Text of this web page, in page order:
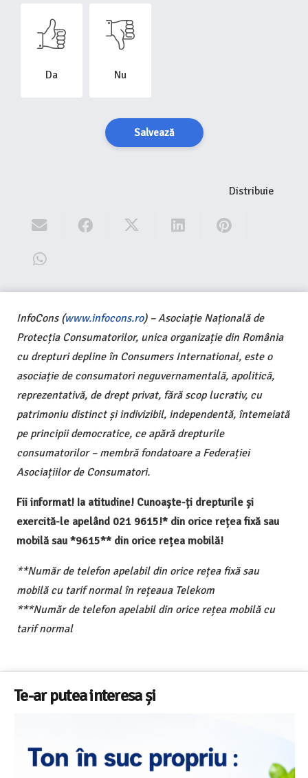
Da Nu
Salvează
Distribuie
InfoCons (www.infocons.ro) – Asociație Națională de
Protecția Consumatorilor, unica organizație din România
cu drepturi depline în Consumers International, este o
asociație de consumatori neguvernamentală, apolitică,
reprezentativă, de drept privat, fără scop lucrativ, cu
patrimoniu distinct și indivizibil, independentă, întemeiată
pe principii democratice, ce apără drepturile
consumatorilor – membră fondatoare a Federației
Asociațiilor de Consumatori.
Fii informat! Ia atitudine! Cunoaște-ți drepturile și
exercită-le apelând 021 9615!* din orice rețea fixă sau
mobilă sau *9615** din orice rețea mobilă!
**Număr de telefon apelabil din orice rețea fixă sau
mobilă cu tarif normal în rețeaua Telekom
***Număr de telefon apelabil din orice rețea mobilă cu
tarif normal
Te-ar putea interesa și